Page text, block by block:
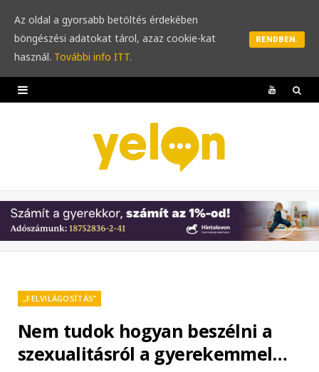
Y
u
b
e
„FELVILÁGOSÍTÁS”
Nem tudok hogyan beszélni a
szexualitásról a gyerekemmel…
Az oldal a gyorsabb betöltés érdekében
böngészési adatokat tárol, azaz cookie-kat
használ. További info ITT.
RENDBEN.